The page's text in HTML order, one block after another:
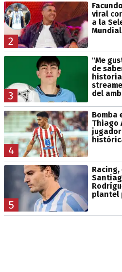
2
viral
a la
3
"Me
de
historia
del
4
Bomba
Thiago
5
plantel